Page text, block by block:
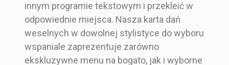
innym programie tekstowym i przekleić w
odpowiednie miejsca. Nasza karta dań
weselnych w dowolnej stylistyce do wyboru
wspaniale zaprezentuje zarówno
ekskluzywne menu na bogato, jak i wyborne